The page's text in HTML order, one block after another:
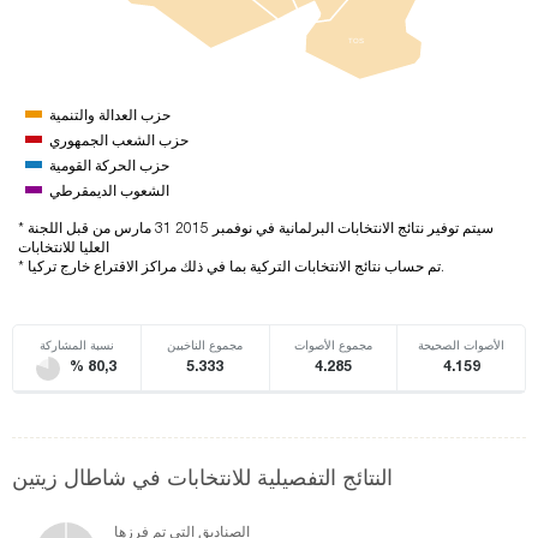
TOS
حزب العدالة والتنمية
حزب الشعب الجمهوري
حزب الحركة القومية
الشعوب الديمقرطي
* سيتم توفير نتائج الانتخابات البرلمانية في نوفمبر 2015 31 مارس من قبل اللجنة
العليا للانتخابات
* تم حساب نتائج الانتخابات التركية بما في ذلك مراكز الاقتراع خارج تركيا.
نسبة المشاركة
% 80,3
مجموع الناخبين
5.333
مجموع الأصوات
4.285
الأصوات الصحيحة
4.159
النتائج التفصيلية للانتخابات في شاطال زيتين
الصناديق التي تم فرزها